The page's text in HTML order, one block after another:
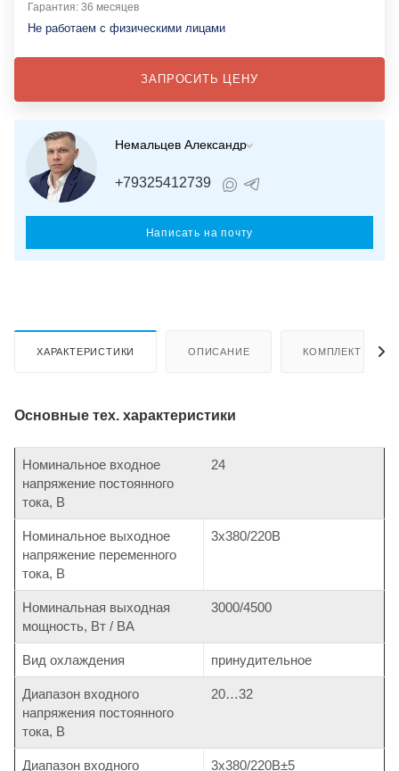
Гарантия: 36 месяцев
Не работаем с физическими лицами
ЗАПРОСИТЬ ЦЕНУ
Немальцев Александр
+79325412739
Написать на почту
ХАРАКТЕРИСТИКИ ОПИСАНИЕ КОМПЛЕКТ
Основные тех. характеристики
Номинальное входное
напряжение постоянного
тока, В
24
Номинальное выходное
напряжение переменного
тока, В
3х380/220В
Номинальная выходная
мощность, Вт / ВА
3000/4500
Вид охлаждения принудительное
Диапазон входного
напряжения постоянного
тока, В
20…32
Диапазон входного 3х380/220В±5